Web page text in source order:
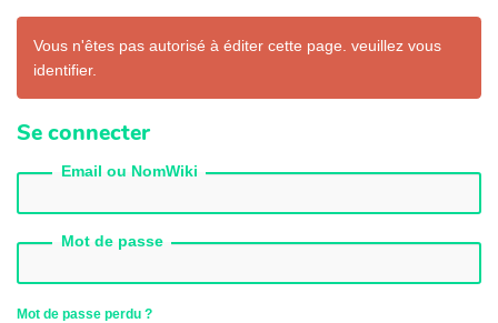
Vous n'êtes pas autorisé à éditer cette page. veuillez vous
identifier.
Se connecter
Email ou NomWiki
Mot de passe
Mot de passe perdu ?